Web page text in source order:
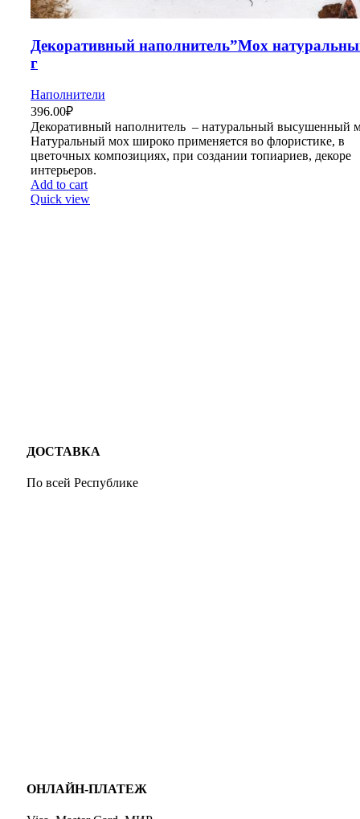
Декоративный наполнитель”Мох
г
Наполнители
396.00₽
Декоративный наполнитель – натуральный высушенный
Натуральный мох широко применяется во флористике, в
цветочных композициях, при создании топиариев, декоре
интерьеров.
Add to cart
Quick view
ДОСТАВКА
По всей Республике
ОНЛАЙН-ПЛАТЕЖ